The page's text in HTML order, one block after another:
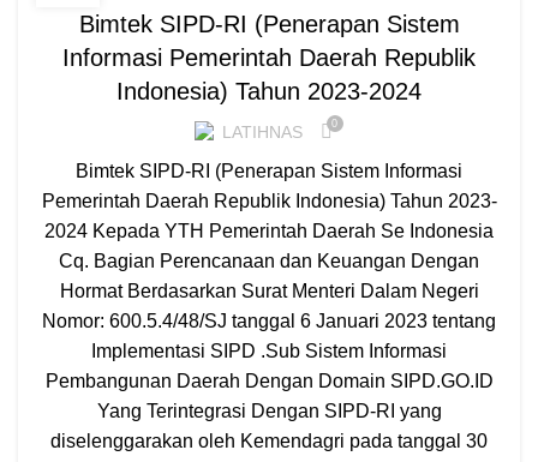
Bimtek SIPD-RI (Penerapan Sistem
Informasi Pemerintah Daerah Republik
Indonesia) Tahun 2023-2024
LATIHNAS 0
Bimtek SIPD-RI (Penerapan Sistem Informasi
Pemerintah Daerah Republik Indonesia) Tahun 2023-
2024 Kepada YTH Pemerintah Daerah Se Indonesia
Cq. Bagian Perencanaan dan Keuangan Dengan
Hormat Berdasarkan Surat Menteri Dalam Negeri
Nomor: 600.5.4/48/SJ tanggal 6 Januari 2023 tentang
Implementasi SIPD .Sub Sistem Informasi
Pembangunan Daerah Dengan Domain SIPD.GO.ID
Yang Terintegrasi Dengan SIPD-RI yang
diselenggarakan oleh Kemendagri pada tanggal 30